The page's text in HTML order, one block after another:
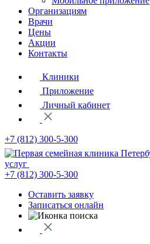
Организациям
Врачи
Цены
Акции
Контакты
Клиники
Приложение
Личный кабинет
+7 (812) 300-5-300
услуг
+7 (812) 300-5-300
Оставить заявку
Записаться онлайн